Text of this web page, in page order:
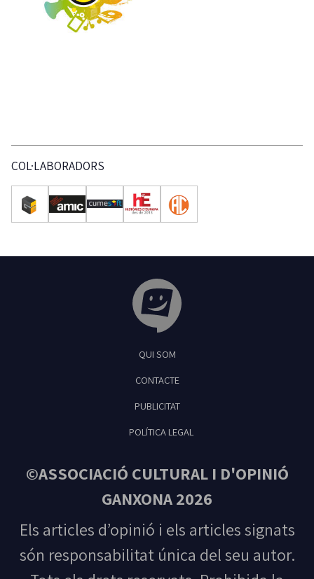
COL·LABORADORS
Feliu de Guíxols
QUI SOM
CONTACTE
PUBLICITAT
POLÍTICA LEGAL
©ASSOCIACIÓ CULTURAL I D'OPINIÓ
GANXONA 2026
Els articles d’opinió i els articles signats
són responsabilitat única del seu autor.